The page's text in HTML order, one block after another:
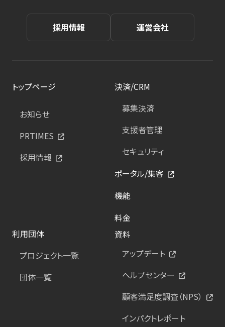
採用情報 運営会社
トップページ
お知らせ
PRTIMES
採用情報
決済/CRM
募集決済
支援者管理
セキュリティ
ポータル/集客
機能
料金
利用団体
プロジェクト一覧
団体一覧
資料
アップデート
ヘルプセンター
顧客満足度調査（NPS）
インパクトレポート